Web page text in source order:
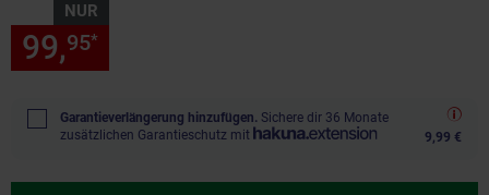
NUR
99,95*
Garantieverlängerung hinzufügen. Sichere dir 36 Monate
zusätzlichen Garantieschutz mit
9,99 €